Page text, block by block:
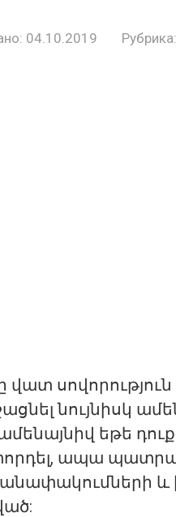
04.10.2019 Рубрика:
վատ
նույնիսկ
եթե
ապա
և